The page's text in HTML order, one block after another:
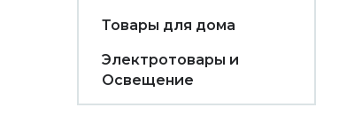
Товары для дома
Электротовары и
Освещение